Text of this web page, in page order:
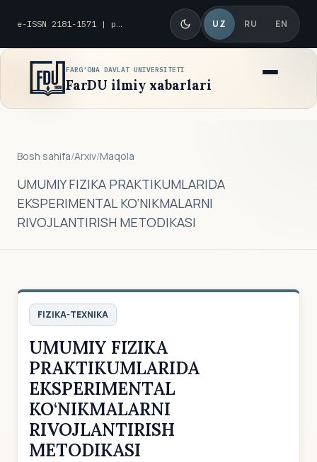
e-ISSN 2181-1571 | p-ISSN 2010-8419 UZ RU EN
FARG'ONA DAVLAT UNIVERSITETI
FarDU ilmiy xabarlari
Bosh sahifa/Arxiv/Maqola
UMUMIY FIZIKA PRAKTIKUMLARIDA
EKSPERIMENTAL KO‘NIKMALARNI
RIVOJLANTIRISH METODIKASI
FIZIKA-TEXNIKA
UMUMIY FIZIKA
PRAKTIKUMLARIDA
EKSPERIMENTAL
KO‘NIKMALARNI
RIVOJLANTIRISH
METODIKASI